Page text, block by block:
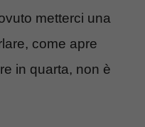
metterci una
come apre
in quarta, non è